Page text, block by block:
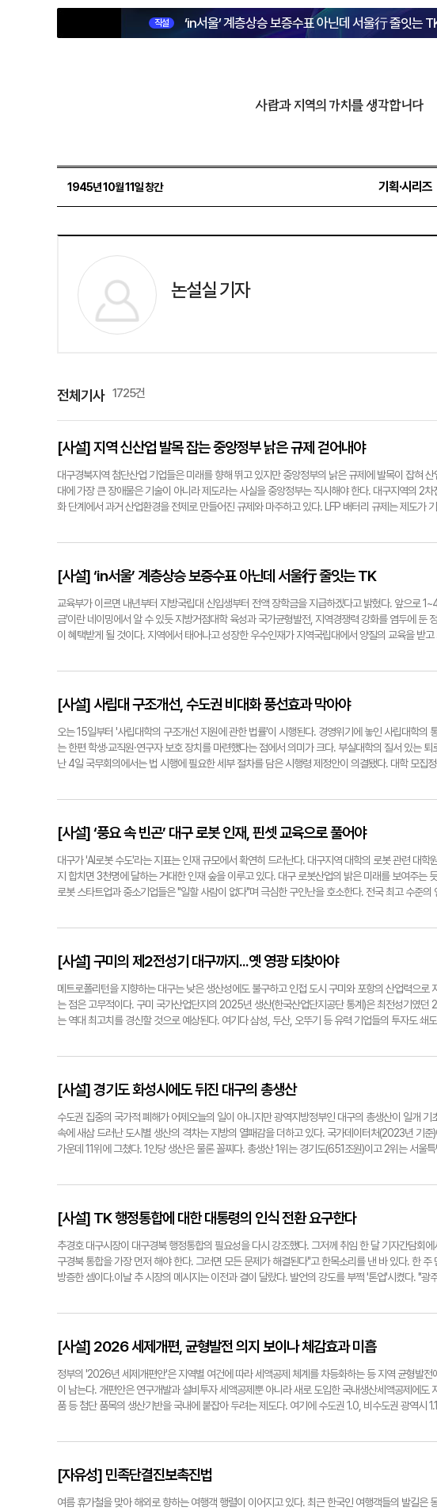
직설 ‘in서울’ 계층상승 보증수표 아닌데 서울行 줄잇는
사람과 지역의 가치를 생각합니다
1945년 10월 11일 창간 기획·시리즈
논설실 기자
전체기사 1725건
[사설] 지역 신산업 발목 잡는 중앙정부 낡은 규제 걷어내야
대구경북지역 첨단산업 기업들은 미래를 향해 뛰고 있지만 중앙정부의 낡은 규제에 발목이 잡혀
대에 가장 큰 장애물은 기술이 아니라 제도라는 사실을 중앙정부는 직시해야 한다. 대구지역의 2
화 단계에서 과거 산업환경을 전제로 만들어진 규제와 마주하고 있다. LFP 배터리 규제는 제도가
능했다. 이에 대구시는 규제자유특구를 통해 중앙정부의 실증특례와 임시허가를 이끌어내고 실증
서 참여 기업들은 2024년 467억원의 사업화 매출을 올렸고 생산성도 평균 9.3% 향상됐다. 문제
제 개선 과제를 대구시가 발굴해 중앙부처에 개선을 건의하지만 실제 규제가 바뀌기까지는 너무
어 투자와 시장 선점의 골든타임을 놓치게 하는 치명적인 손실이다. 대구시가 2023년부터 올해
용·불수용·장기 검토 등의 1차 판정까지 평균 6개월이 걸리고, 2024년 이후 수용률은 7%대에 머
변화에 걸맞은 새로운 규제 패러다임으로 전환해야 할 때다. 논설실기자
[사설] ‘in서울’ 계층상승 보증수표 아닌데 서울行 줄잇는 TK
교육부가 이르면 내년부터 지방국립대 신입생부터 전액 장학금을 지급하겠다고 밝혔다. 앞으로
금'이란 네이밍에서 알 수 있듯 지방거점대학 육성과 국가균형발전, 지역경쟁력 강화를 염두에 둔
이 혜택받게 될 것이다. 지역에서 태어나고 성장한 우수인재가 지역국립대에서 양질의 교육을 받
안타까운 현실이다. 지역은 미래를 설계할 일자리와 산업생태계를 충분히 제공하지 못하고, 양질
대책없이 나무랄 수는 없다. 다만 이게 일시적 현상이 아니라 지역의 미래를 위협하는 구조적 문
달 발표한 '한국경제보고서 2026'은 청년층의 '서울행'에 대한 새로운 시각을 제공한다. 보고서의
이주 청년이 부모보다 더 잘사는 세대가 될 가능성은 예전보다 낮아졌고, 수도권 진입 기회마저
하더라도 부모의 도움 없이 서울 생활을 이어가기란 매우 팍팍해 계층이동의 가능성이 작아지고
ynnews@yeongnam.com
[사설] 사립대 구조개선, 수도권 비대화 풍선효과 막아야
오는 15일부터 '사립대학의 구조개선 지원에 관한 법률'이 시행된다. 경영위기에 놓인 사립대학의
는 한편 학생·교직원·연구자 보호 장치를 마련했다는 점에서 의미가 크다. 부실대학의 질서 있는
난 4일 국무회의에서는 법 시행에 필요한 세부 절차를 담은 시행령 제정안이 의결됐다. 대학 모집
아지지 않도록 지방에서 줄어드는 정원에 맞춰 수도권 학부 정원도 최소한 같은 규모 이상 감축하
구중심대학으로 전환하도록 유도할 필요가 있다. 더 중요한 것은 지방 사립대의 경쟁력이다. 수도
유치에서 지원을 강화해야 한다. 수도권과 비수도권 대학이 균형 있게 발전하는 고등교육 체계
[사설] ‘풍요 속 빈곤’ 대구 로봇 인재, 핀셋 교육으로 풀어야
대구가 'AI로봇 수도'라는 지표는 인재 규모에서 확연히 드러난다. 대구지역 대학의 로봇 관련 대
지 합치면 3천명에 달하는 거대한 인재 숲을 이루고 있다. 대구 로봇산업의 밝은 미래를 보여주는
로봇 스타트업과 중소기업들은 "일할 사람이 없다"며 극심한 구인난을 호소한다. 전국 최고 수준
학에 제시하고, 대학은 4년제 교육과정 전체를 바꾸는 부담에서 벗어나 3~4학년 과정에 현장 엔
형 인재를 키워내야 한다. 대구시의 정책적 주도권도 중요하다. 대구시는 교육부의 RISE(지역혁신
는 혜택을 제공해야 한다. 말뿐인 상생을 넘어 지자체와 대학, 기업 간의 협력이 톱니바퀴처럼 맞
자 ynnews@yeongnam.com
[사설] 구미의 제2전성기 대구까지...옛 영광 되찾아야
메트로폴리턴을 지향하는 대구는 낮은 생산성에도 불구하고 인접 도시 구미와 포항의 산업력으
는 점은 고무적이다. 구미 국가산업단지의 2025년 생산(한국산업단지공단 통계)은 최전성기였
는 역대 최고치를 경신할 것으로 예상된다. 여기다 삼성, 두산, 오뚜기 등 유력 기업들의 투자도 쇄
보듯 메트로폴리턴 공동체에 가깝다. 구미가 대한민국 수출의 최대 기지일 때 대구도 소비도시로
공존의 길로 나아갔다. 구미의 쇠퇴는 대구의 침체로 이어졌다. 대구시는 구미와 보조를 맞출 준비
항) 건설에 대구시의 행정력을 보태야 한다. 대구경북 통합은 여기서 시작된다. TK의 핵심 라인
논설실기자 ynnews@yeongnam.com
[사설] 경기도 화성시에도 뒤진 대구의 총생산
수도권 집중의 국가적 폐해가 어제오늘의 일이 아니지만 광역지방정부인 대구의 총생산이 일개
속에 새삼 드러난 도시별 생산의 격차는 지방의 열패감을 더하고 있다. 국가데이터처(2023년 기
가운데 11위에 그쳤다. 1인당 생산은 물론 꼴찌다. 총생산 1위는 경기도(651조원)이고 2위는 서
적이다. 집값도 급등해 화성시 동탄을 비롯한 핵심 거주단지는 '차세대 강남'으로 불릴 정도다. 반
특정 지역의 발전을 탓할 일은 아니나, 이처럼 사회적 경제적 불평등을 심화시키는 추세는 심각한
결과는 역주행이다. 국가운영의 근본틀을 바꿔야 한다. 차별 성장은 회복 불가능한 국가적 불행
[사설] TK 행정통합에 대한 대통령의 인식 전환 요구한다
추경호 대구시장이 대구경북 행정통합의 필요성을 다시 강조했다. 그저께 취임 한 달 기자간담회
구경북 통합을 가장 먼저 해야 한다. 그러면 모든 문제가 해결된다"고 한목소리를 낸 바 있다. 한
방증한 셈이다.이날 추 시장의 메시지는 이전과 결이 달랐다. 발언의 강도를 부쩍 '톤업'시켰다. "
해선 정곡을 정확히 찔러야 한다. 대통령의 부정적 인식을 바꾸기 위해 뭔가를 하고 있긴 한 건가.
야 한다. 대통령과 집권여당도 마찬가지다. 선거 때는 행정통합을 적극 지원하겠다고 해놓고, 선거
한 지역 문제가 아니다. 국가 전체의 경쟁력 강화와 직결된다. 대통령의 신중한 태도는 이해할 수
요구된다. 논설실기자 ynnews@yeongnam.com
[사설] 2026 세제개편, 균형발전 의지 보이나 체감효과 미흡
정부의 '2026년 세제개편안'은 지역별 여건에 따라 세액공제 체계를 차등화하는 등 지역 균형발
이 남는다. 개편안은 연구개발과 설비투자 세액공제뿐 아니라 새로 도입한 국내생산세액공제에도
품 등 첨단 품목의 생산기반을 국내에 붙잡아 두려는 제도다. 여기에 수도권 1.0, 비수도권 광역시
마찬가지다. 대구시의 경우 달성과 군위는 포함됐지만 남구·서구처럼 법정 인구감소지역인 원도
하면서 인구 유출과 도심 쇠퇴가 심각한 원도심 자치구를 일률적으로 배제한 것은 정책 취지와 맞
택으로 지역발전을 이끌기에는 역부족이다. 정부는 입법과 시행령 마련 과정에서 지방 현실을 제
[자유성] 민족단결진보촉진법
여름 휴가철을 맞아 해외로 향하는 여행객 행렬이 이어지고 있다. 최근 한국인 여행객들의 발길은